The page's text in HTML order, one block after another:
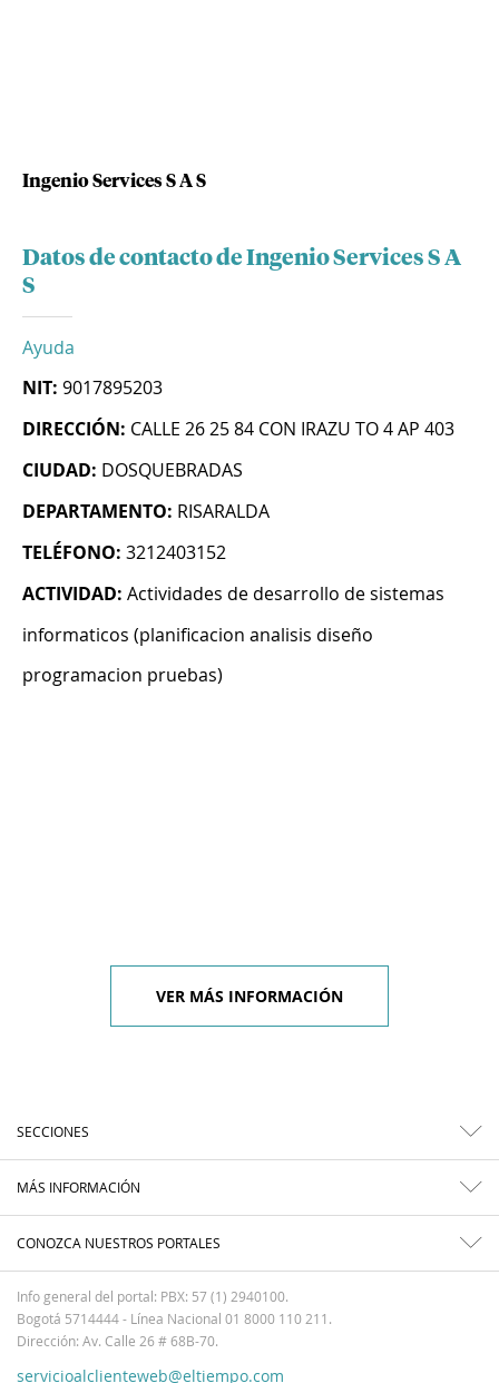
Ingenio Services S A S
Datos de contacto de Ingenio Services S A
S
Ayuda
NIT: 9017895203
DIRECCIÓN: CALLE 26 25 84 CON IRAZU TO 4 AP 403
CIUDAD: DOSQUEBRADAS
DEPARTAMENTO: RISARALDA
TELÉFONO: 3212403152
ACTIVIDAD: Actividades de desarrollo de sistemas
informaticos (planificacion analisis diseño
programacion pruebas)
VER MÁS INFORMACIÓN
SECCIONES
MÁS INFORMACIÓN
CONOZCA NUESTROS PORTALES
Info general del portal: PBX: 57 (1) 2940100.
Bogotá 5714444 - Línea Nacional 01 8000 110 211.
Dirección: Av. Calle 26 # 68B-70.
servicioalclienteweb@eltiempo.com